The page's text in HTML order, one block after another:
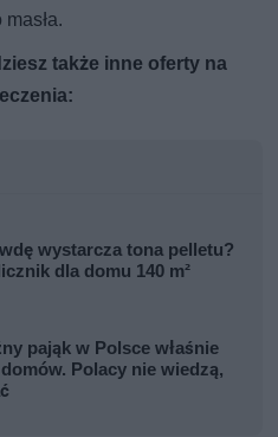
także inne oferty na
wystarcza tona pelletu?
dla domu 140 m²
pająk w Polsce właśnie
Polacy nie wiedzą,